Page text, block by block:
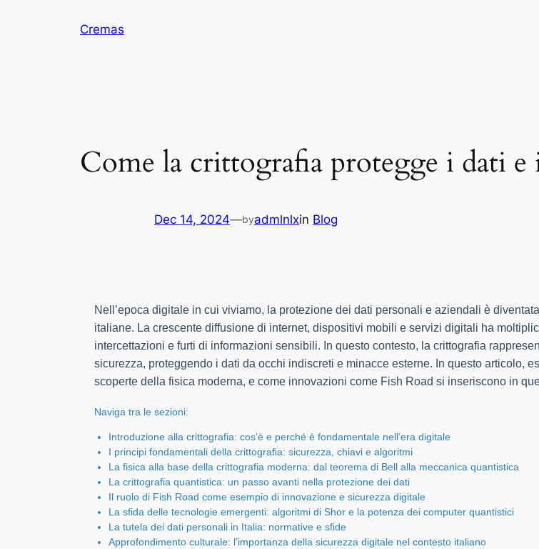
Cremas
Come la crittografia protegge i dati
Dec 14, 2024—byadmlnlxin Blog
Nell’epoca digitale in cui viviamo, la protezione dei dati personali e aziendali è
italiane. La crescente diffusione di internet, dispositivi mobili e servizi digitali ha
intercettazioni e furti di informazioni sensibili. In questo contesto, la crittografia
sicurezza, proteggendo i dati da occhi indiscreti e minacce esterne. In questo articolo,
scoperte della fisica moderna, e come innovazioni come Fish Road si inseriscono in
Naviga tra le sezioni:
Introduzione alla crittografia: cos’è e perché è fondamentale nell’era digitale
I principi fondamentali della crittografia: sicurezza, chiavi e algoritmi
La fisica alla base della crittografia moderna: dal teorema di Bell alla meccanica quantistica
La crittografia quantistica: un passo avanti nella protezione dei dati
Il ruolo di Fish Road come esempio di innovazione e sicurezza digitale
La sfida delle tecnologie emergenti: algoritmi di Shor e la potenza dei computer quantistici
La tutela dei dati personali in Italia: normative e sfide
Approfondimento culturale: l’importanza della sicurezza digitale nel contesto italiano